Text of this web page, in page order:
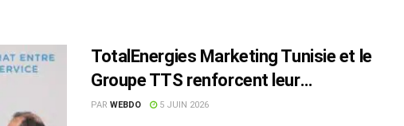
TotalEnergies Marketing Tunisie et le
Groupe TTS renforcent leur
partenariat stratégique
PAR WEBDO 5 JUIN 2026